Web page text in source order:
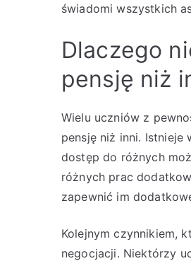
świadomi wszystkich
Dlaczego
pensję niż
Wielu uczniów z
pensję niż inni. Istnieje
dostęp do różnych
różnych prac
zapewnić im
Kolejnym czynnikiem,
negocjacji. Niektórzy